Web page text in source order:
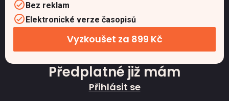
Bez reklam
Elektronické verze časopisů
Vyzkoušet za 899 Kč
Předplatné již mám
Přihlásit se